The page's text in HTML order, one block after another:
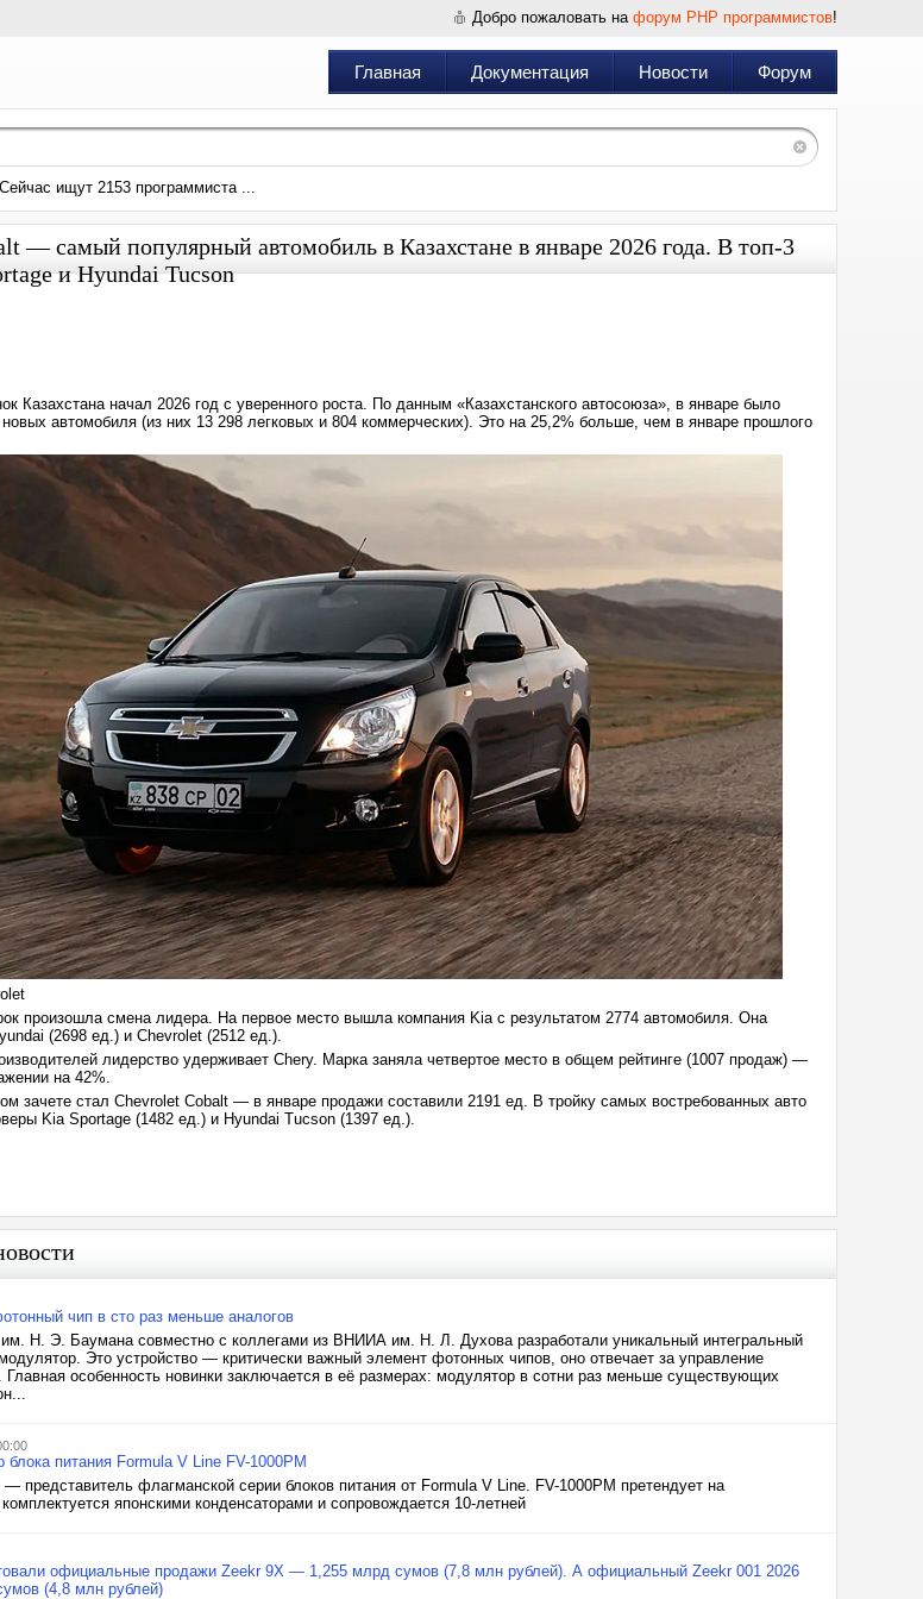
Добро пожаловать на форум PHP программистов!
Главная Документация Новости Форум
ищут 2153 программиста ...
— самый популярный автомобиль в Казахстане в январе 2026 года. В топ-3
и Hyundai Tucson
Казахстана начал 2026 год с уверенного роста. По данным «Казахстанского автосоюза», в январе было
автомобиля (из них 13 298 легковых и 804 коммерческих). Это на 25,2% больше, чем в январе прошлого
произошла смена лидера. На первое место вышла компания Kia с результатом 2774 автомобиля. Она
(2698 ед.) и Chevrolet (2512 ед.).
лидерство удерживает Chery. Марка заняла четвертое место в общем рейтинге (1007 продаж) —
на 42%.
зачете стал Chevrolet Cobalt — в январе продажи составили 2191 ед. В тройку самых востребованных авто
Kia Sportage (1482 ед.) и Hyundai Tucson (1397 ед.).
чип в сто раз меньше аналогов
Н. Э. Баумана совместно с коллегами из ВНИИА им. Н. Л. Духова разработали уникальный интегральный
Это устройство — критически важный элемент фотонных чипов, оно отвечает за управление
особенность новинки заключается в её размерах: модулятор в сотни раз меньше существующих
блока питания Formula V Line FV-1000PM
— представитель флагманской серии блоков питания от Formula V Line. FV-1000PM претендует на
японскими конденсаторами и сопровождается 10-летней
официальные продажи Zeekr 9X — 1,255 млрд сумов (7,8 млн рублей). А официальный Zeekr 001 2026
(4,8 млн рублей)